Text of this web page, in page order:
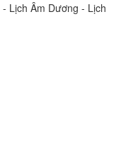
- Lịch Âm Dương - Lịch